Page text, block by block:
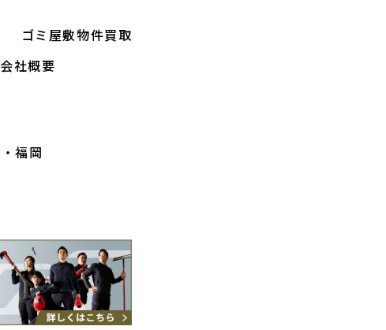
ゴミ屋敷物件買取
会社概要
福岡